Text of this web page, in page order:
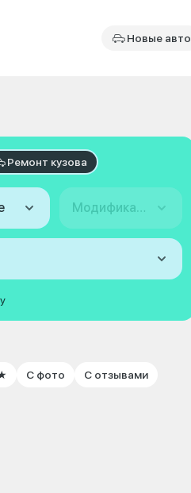
Новые авто
Ремонт кузова
Модификация
С фото С отзывами